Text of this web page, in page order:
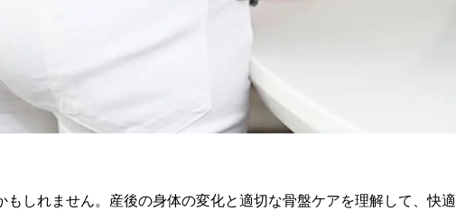
しれません。産後の身体の変化と適切な骨盤ケアを理解して、快